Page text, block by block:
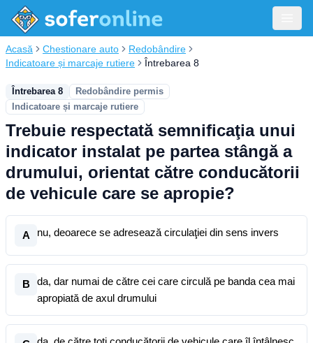
Acasă Chestionare auto
Redobândire
Indicatoare și marcaje rutiere
Întrebarea 8
Întrebarea 8
Redobândire permis
Indicatoare și marcaje rutiere
Trebuie respectată semnificaţia unui
indicator instalat pe partea stângă a
drumului, orientat către conducătorii
de vehicule care se apropie?
A nu, deoarece se adresează circulaţiei din sens invers
B
da, dar numai de către cei care circulă pe banda cea mai
apropiată de axul drumului